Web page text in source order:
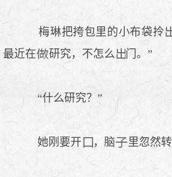
梅琳把挎包里的小布袋拎
最近在
研究，不怎么 门。”
“什么研究？”
她刚要开 ，脑 里忽然